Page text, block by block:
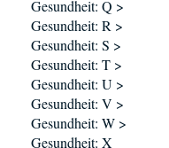
Gesundheit: Q >
Gesundheit: R >
Gesundheit: S >
Gesundheit: T >
Gesundheit: U >
Gesundheit: V >
Gesundheit: W >
Gesundheit: X